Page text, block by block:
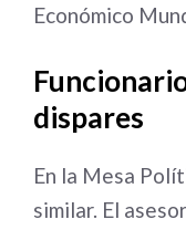
Económico
dispares
En la Mesa
similar. El